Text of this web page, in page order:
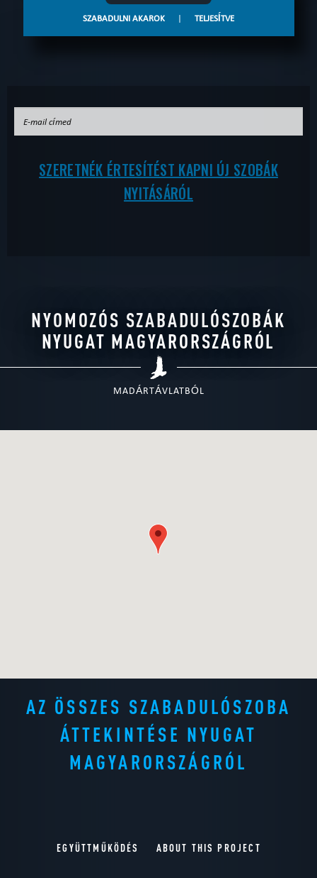
SZABADULNI AKAROK | TELJESÍTVE
SZERETNÉK ÉRTESÍTÉST KAPNI ÚJ SZOBÁK
NYITÁSÁRÓL
NYOMOZÓS SZABADULÓSZOBÁK
NYUGAT MAGYARORSZÁGRÓL
MADÁRTÁVLATBÓL
AZ ÖSSZES SZABADULÓSZOBA
ÁTTEKINTÉSE NYUGAT
MAGYARORSZÁGRÓL
EGYÜTTMŰKÖDÉS ABOUT THIS PROJECT